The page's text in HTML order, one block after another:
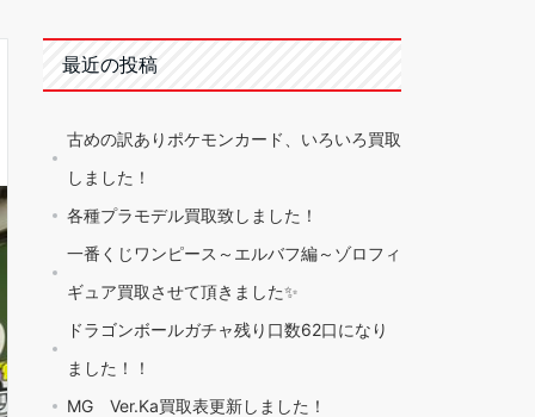
最近の投稿
古めの訳ありポケモンカード、いろいろ買取
しました！
各種プラモデル買取致しました！
一番くじワンピース～エルバフ編～ゾロフィ
ギュア買取させて頂きました✨
ドラゴンボールガチャ残り口数62口になり
ました！！
MG Ver.Ka買取表更新しました！